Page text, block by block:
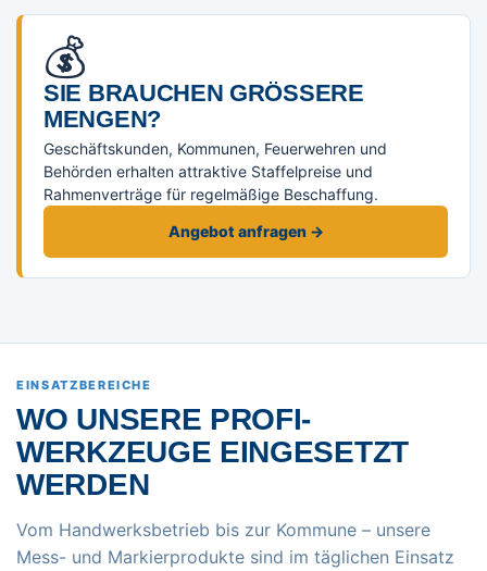
💰
SIE BRAUCHEN GRÖSSERE M
ENGEN?
Geschäftskunden, Kommunen, Feuerwehren und
Behörden erhalten attraktive Staffelpreise und
Rahmenverträge für regelmäßige Beschaffung.
Angebot anfragen →
EINSATZBEREICHE
WO UNSERE PROFI-
WERKZEUGE EINGESETZT
WERDEN
Vom Handwerksbetrieb bis zur Kommune – unsere
Mess- und Markierprodukte sind im täglichen Einsatz